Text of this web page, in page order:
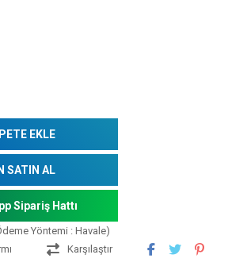
EKLE
SATIN AL
Sipariş Hattı
Yöntemi : Havale)
Karşılaştır